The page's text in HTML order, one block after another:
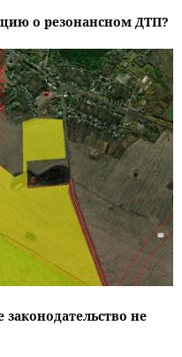
о резонансном ДТП?
не